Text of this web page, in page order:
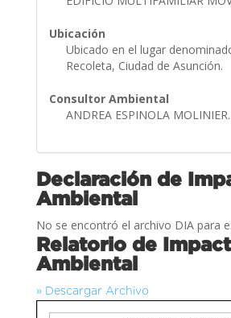
Ubicación
Ubicado en el lugar
Recoleta, Ciudad de Asunción.
Consultor Ambiental
ANDREA ESPINOLA MOLINIER.
Declaración de
Ambiental
No se encontró el archivo DIA para
Relatorio de
Ambiental
» Descargar Archivo